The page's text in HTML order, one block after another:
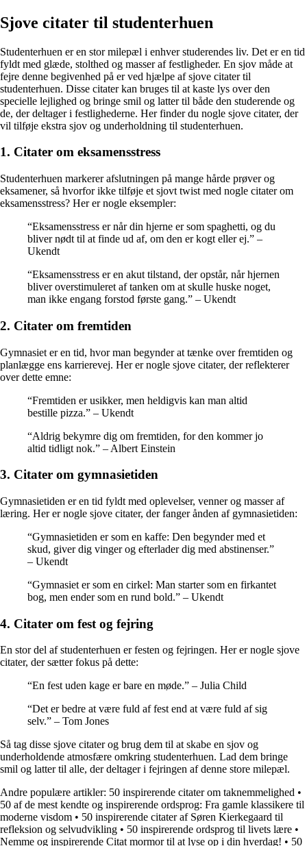
Sjove citater til studenterhuen
Studenterhuen er en stor milepæl i enhver studerendes liv. Det er en tid
fyldt med glæde, stolthed og masser af festligheder. En sjov måde at
fejre denne begivenhed på er ved hjælpe af sjove citater til
studenterhuen. Disse citater kan bruges til at kaste lys over den
specielle lejlighed og bringe smil og latter til både den studerende og
de, der deltager i festlighederne. Her finder du nogle sjove citater, der
vil tilføje ekstra sjov og underholdning til studenterhuen.
1. Citater om eksamensstress
Studenterhuen markerer afslutningen på mange hårde prøver og
eksamener, så hvorfor ikke tilføje et sjovt twist med nogle citater om
eksamensstress? Her er nogle eksempler:
“Eksamensstress er når din hjerne er som spaghetti, og du
bliver nødt til at finde ud af, om den er kogt eller ej.” –
Ukendt
“Eksamensstress er en akut tilstand, der opstår, når hjernen
bliver overstimuleret af tanken om at skulle huske noget,
man ikke engang forstod første gang.” – Ukendt
2. Citater om fremtiden
Gymnasiet er en tid, hvor man begynder at tænke over fremtiden og
planlægge ens karrierevej. Her er nogle sjove citater, der reflekterer
over dette emne:
“Fremtiden er usikker, men heldigvis kan man altid
bestille pizza.” – Ukendt
“Aldrig bekymre dig om fremtiden, for den kommer jo
altid tidligt nok.” – Albert Einstein
3. Citater om gymnasietiden
Gymnasietiden er en tid fyldt med oplevelser, venner og masser af
læring. Her er nogle sjove citater, der fanger ånden af gymnasietiden:
“Gymnasietiden er som en kaffe: Den begynder med et
skud, giver dig vinger og efterlader dig med abstinenser.”
– Ukendt
“Gymnasiet er som en cirkel: Man starter som en firkantet
bog, men ender som en rund bold.” – Ukendt
4. Citater om fest og fejring
En stor del af studenterhuen er festen og fejringen. Her er nogle sjove
citater, der sætter fokus på dette:
“En fest uden kage er bare en møde.” – Julia Child
“Det er bedre at være fuld af fest end at være fuld af sig
selv.” – Tom Jones
Så tag disse sjove citater og brug dem til at skabe en sjov og
underholdende atmosfære omkring studenterhuen. Lad dem bringe
smil og latter til alle, der deltager i fejringen af denne store milepæl.
Andre populære artikler: 50 inspirerende citater om taknemmelighed •
50 af de mest kendte og inspirerende ordsprog: Fra gamle klassikere til
moderne visdom • 50 inspirerende citater af Søren Kierkegaard til
refleksion og selvudvikling • 50 inspirerende ordsprog til livets lære •
Nemme og inspirerende Citat mormor til at lyse op i din hverdag! • 50